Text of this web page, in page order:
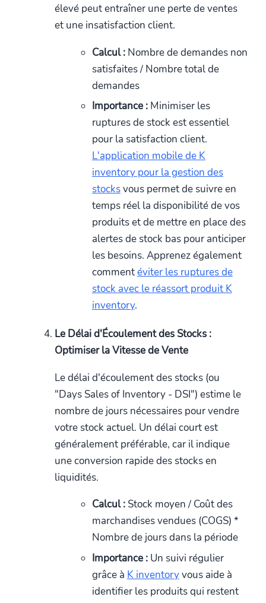
élevé peut entraîner une perte de ventes
et une insatisfaction client.
Calcul :Nombre de demandes non
satisfaites / Nombre total de
demandes
Importance :Minimiser les
ruptures de stock est essentiel
pour la satisfaction client.
L'application mobile de K
inventory pour la gestion des
stocksvous permet de suivre en
temps réel la disponibilité de vos
produits et de mettre en place des
alertes de stock bas pour anticiper
les besoins. Apprenez également
commentéviter les ruptures de
stock avec le réassort produit K
inventory.
Le Délai d'Écoulement des Stocks :
Optimiser la Vitesse de Vente
Le délai d'écoulement des stocks (ou
"Days Sales of Inventory - DSI") estime le
nombre de jours nécessaires pour vendre
votre stock actuel. Un délai court est
généralement préférable, car il indique
une conversion rapide des stocks en
liquidités.
Calcul :Stock moyen / Coût des
marchandises vendues (COGS) *
Nombre de jours dans la période
Importance :Un suivi régulier
grâce à K inventoryvous aide à
identifier les produits qui restent